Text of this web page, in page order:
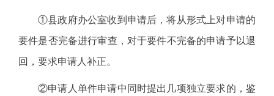
①县政府办公室收到申请后，将从形式上对申请的
要件是否完备进行审查，对于要件不完备的申请予以退
回，要求申请人补正。
②申请人单件申请中同时提出几项独立要求的，鉴